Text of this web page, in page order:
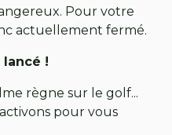
Pour votre
actuellement fermé.
!
règne sur le golf...
pour vous
jugé fragile
les véhicules.
l'étude. Pour permettre
Ce dossier est
avec les autorités